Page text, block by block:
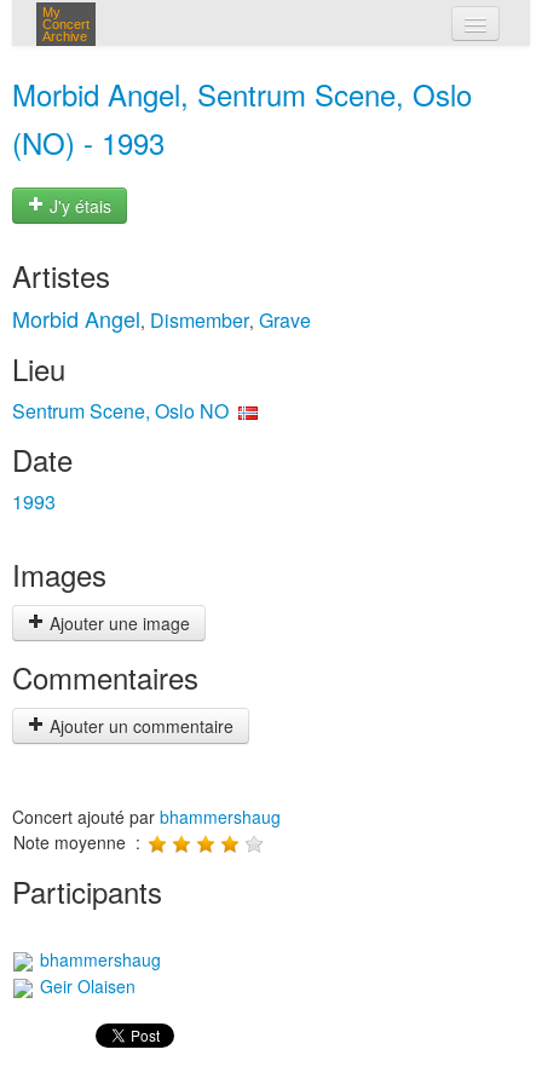
My
Concert
Archive
Morbid Angel, Sentrum Scene, Oslo
(NO) - 1993
J'y étais
Artistes
Morbid Angel, Dismember, Grave
Lieu
Sentrum Scene, Oslo NO
Date
1993
Images
Ajouter une image
Commentaires
Ajouter un commentaire
Concert ajouté par bhammershaug
Note moyenne :
Participants
bhammershaug
Geir Olaisen